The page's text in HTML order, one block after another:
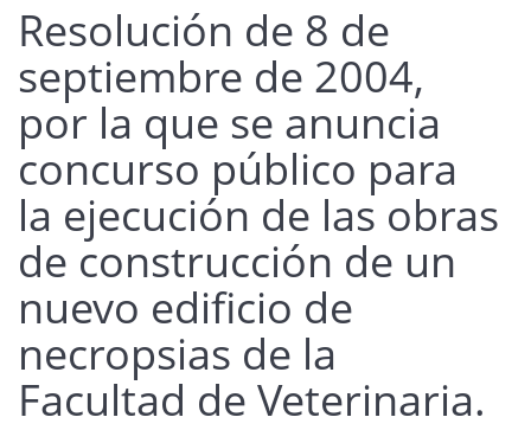
Resolución de 8 de
septiembre de 2004,
por la que se anuncia
concurso público para
la ejecución de las obras
de construcción de un
nuevo edificio de
necropsias de la
Facultad de Veterinaria.